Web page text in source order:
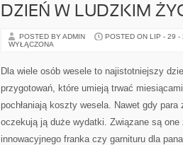
DZIEŃ W LUDZKIM
POSTED BY ADMIN POSTED ON LIP - 29 -
WYŁĄCZONA
Dla wiele osób wesele to najistotniejszy
przygotowań, które umieją trwać
pochłaniają koszty wesela. Nawet gdy
oczekują ją duże wydatki. Związane są
innowacyjnego franka czy garnituru dla